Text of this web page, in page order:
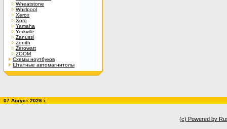
Wheatstone
Whirlpool
Xerox
Xoro
Yamaha
Yorkville
Zanussi
Zenith
Zerowatt
ZOOM
Схемы ноутбуков
Штатные автомагнитолы
07 Август 2026 г.
(c) Powered by